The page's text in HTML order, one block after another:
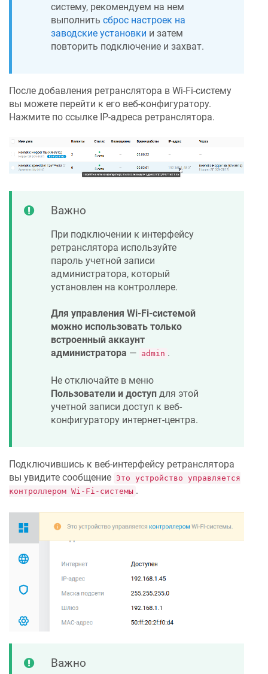
систему, рекомендуем на нем
выполнить сброс настроек на
заводские установки и затем
повторить подключение и захват.
После добавления ретранслятора в Wi-Fi-систему
вы можете перейти к его веб-конфигуратору.
Нажмите по ссылке IP-адреса ретранслятора.
Важно
При подключении к интерфейсу
ретранслятора используйте
пароль учетной записи
администратора, который
установлен на контроллере.
Для управления Wi-Fi-системой
можно использовать только
встроенный аккаунт
администратора — admin .
Не отключайте в меню
Пользователи и доступ для этой
учетной записи доступ к веб-
конфигуратору интернет-центра.
Подключившись к веб-интерфейсу ретранслятора
вы увидите сообщение Это устройство управляется
контроллером Wi-Fi-системы .
Важно